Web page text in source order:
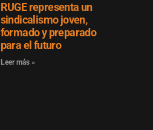
RUGE representa un
sindicalismo joven,
formado y preparado
para el futuro
Leer más »